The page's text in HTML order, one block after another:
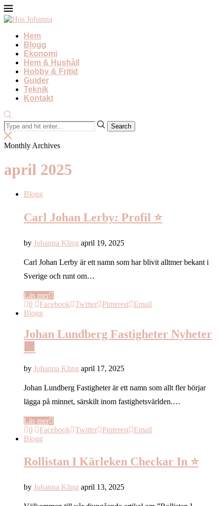
Hem
Blogg
Ekonomi
Hem & Hushåll
Hobby & Fritid
Guider
Teknik
Kontakt
Monthly Archives
april 2025
Blogg
Carl Johan Lerby: Profil ⭐
by Johanna Kling april 19, 2025
Carl Johan Lerby är ett namn som har blivit alltmer bekant i
Sverige och runt om…
Läs mer
0
Facebook Twitter Pinterest
Email
Blogg
Johan Lundberg Fastigheter Nyheter
by Johanna Kling april 17, 2025
Johan Lundberg Fastigheter är ett namn som allt fler börjar
lägga på minnet, särskilt inom fastighetsvärlden.…
Läs mer
0
Facebook Twitter Pinterest
Email
Blogg
Rollistan I Kärleken Checkar In ⭐️
by Johanna Kling april 13, 2025